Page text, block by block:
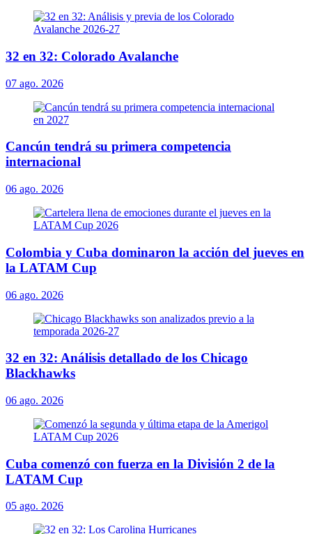
32 en 32: Colorado Avalanche
07 ago. 2026
Cancún tendrá su primera competencia
internacional
06 ago. 2026
Colombia y Cuba dominaron la acción del jueves en
la LATAM Cup
06 ago. 2026
32 en 32: Análisis detallado de los Chicago
Blackhawks
06 ago. 2026
Cuba comenzó con fuerza en la División 2 de la
LATAM Cup
05 ago. 2026